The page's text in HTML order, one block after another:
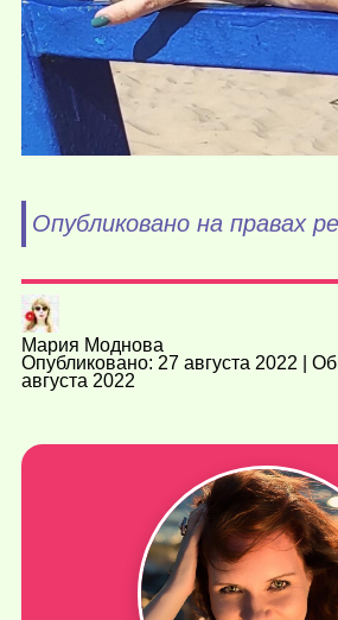
Опубликовано на правах
Мария Моднова
Опубликовано: 27 августа 2022 |
августа 2022